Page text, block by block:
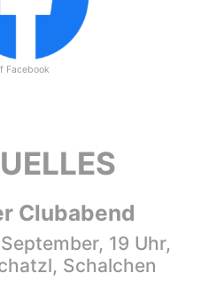
Facebook
Clubabend
19 Uhr,
Schalchen